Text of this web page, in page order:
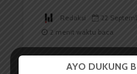
Redaksi
22
2 menit waktu baca
AYO DUKUNG